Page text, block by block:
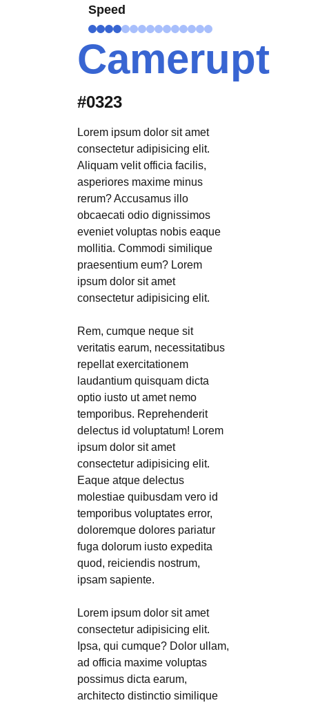
Speed
Camerupt
#0323
Lorem ipsum dolor sit amet
consectetur adipisicing elit.
Aliquam velit officia facilis,
asperiores maxime minus
rerum? Accusamus illo
obcaecati odio dignissimos
eveniet voluptas nobis eaque
mollitia. Commodi similique
praesentium eum? Lorem
ipsum dolor sit amet
consectetur adipisicing elit.
Rem, cumque neque sit
veritatis earum, necessitatibus
repellat exercitationem
laudantium quisquam dicta
optio iusto ut amet nemo
temporibus. Reprehenderit
delectus id voluptatum! Lorem
ipsum dolor sit amet
consectetur adipisicing elit.
Eaque atque delectus
molestiae quibusdam vero id
temporibus voluptates error,
doloremque dolores pariatur
fuga dolorum iusto expedita
quod, reiciendis nostrum,
ipsam sapiente.
Lorem ipsum dolor sit amet
consectetur adipisicing elit.
Ipsa, qui cumque? Dolor ullam,
ad officia maxime voluptas
possimus dicta earum,
architecto distinctio similique